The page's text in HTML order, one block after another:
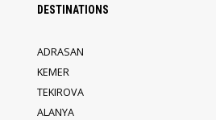
DESTINATIONS
ADRASAN
KEMER
TEKIROVA
ALANYA